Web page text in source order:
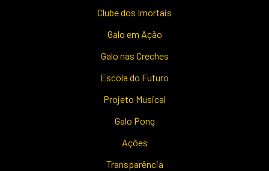
Clube dos Imortais
Galo em Ação
Galo nas Creches
Escola do Futuro
Projeto Musical
Galo Pong
Ações
Transparência